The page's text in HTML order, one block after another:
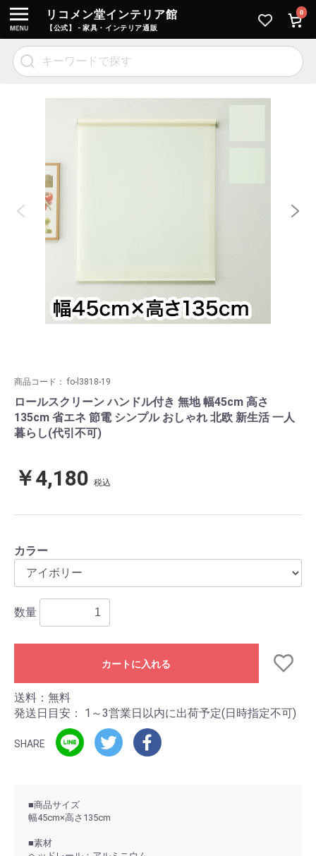
リコメン堂インテリア館
【公式】 - 家具・インテリア通販
0
商品コード： fo-l3818-19
ロールスクリーン ハンドル付き 無地 幅45cm 高さ
135cm 省エネ 節電 シンプル おしゃれ 北欧 新生活 一人
暮らし(代引不可)
￥4,180 税込
カラー
数量
カートに入れる
送料：無料
発送日目安：
1～3営業日以内に出荷予定(日時指定不可)
SHARE
■商品サイズ
幅45cm×高さ135cm
■素材